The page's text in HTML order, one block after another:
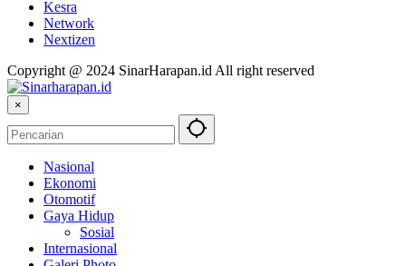
Kesra
Network
Nextizen
Copyright @ 2024 SinarHarapan.id All right reserved
×
Nasional
Ekonomi
Otomotif
Gaya Hidup
Sosial
Internasional